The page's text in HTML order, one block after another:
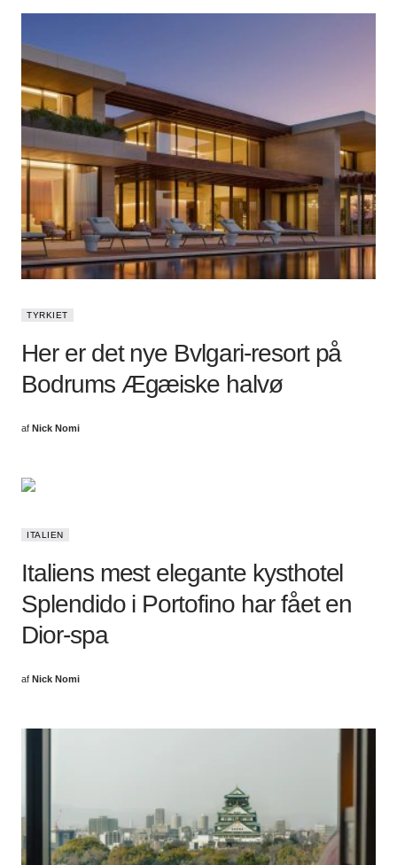
TYRKIET
Her er det nye Bvlgari-resort på
Bodrums Ægæiske halvø
af Nick Nomi
ITALIEN
Italiens mest elegante kysthotel
Splendido i Portofino har fået en
Dior-spa
af Nick Nomi